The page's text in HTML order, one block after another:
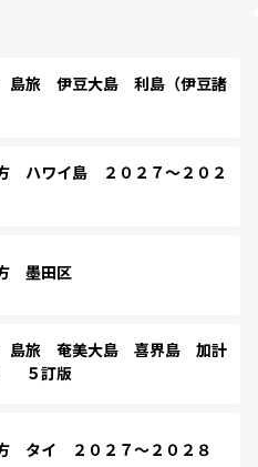
島旅 伊豆大島 利島（伊豆諸
ハワイ島 ２０２７～２０２
墨田区
島旅 奄美大島 喜界島 加計
５訂版
タイ ２０２７～２０２８